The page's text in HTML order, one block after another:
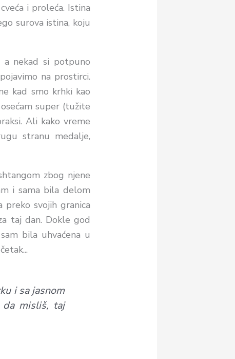
i proleća. Istina
surova istina, koju
a nekad si potpuno
na prostirci.
kad smo krhki kao
super (tužite
Ali kako vreme
stranu medalje,
zbog njene
i sama bila delom
preko svojih granica
taj dan. Dokle god
bila uhvaćena u
..
i sa jasnom
da misliš, taj